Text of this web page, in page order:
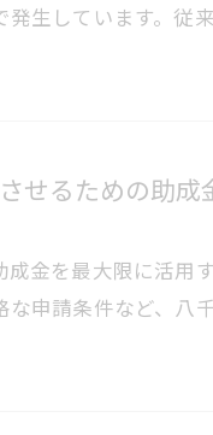
生しています。従
せるための助成
金を最大限に活用
申請条件など、八